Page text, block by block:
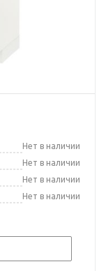
Нет в наличии
Нет в наличии
Нет в наличии
Нет в наличии